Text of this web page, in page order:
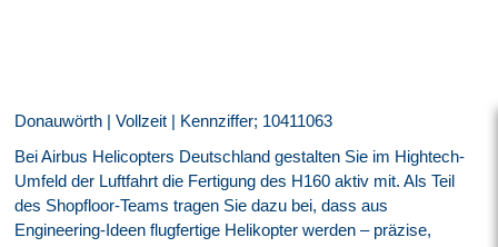
Donauwörth | Vollzeit | Kennziffer; 10411063
Bei Airbus Helicopters Deutschland gestalten Sie im Hightech-
Umfeld der Luftfahrt die Fertigung des H160 aktiv mit. Als Teil
des Shopfloor-Teams tragen Sie dazu bei, dass aus
Engineering-Ideen flugfertige Helikopter werden – präzise,